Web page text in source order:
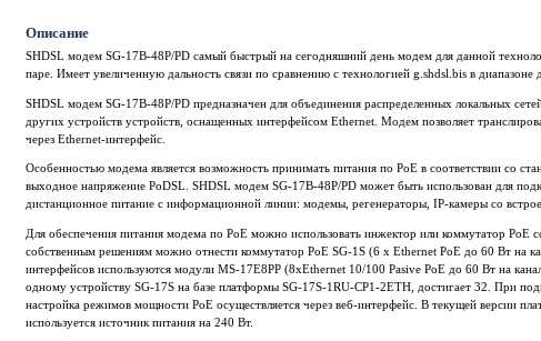
Описание
SHDSL модем SG-17B-48P/PD cамый быстрый на сегодняшний день модем для данной
паре. Имеет увеличенную дальность связи по сравнению с технологией g.shdsl.bis в диапазоне
SHDSL модем SG-17B-48P/PD предназначен для объединения распределенных локальных
других устройств устройств, оснащенных интерфейсом Ethernet. Модем позволяет
через Ethernet-интерфейс.
Особенностью модема является возможность принимать питания по PoE в соответствии со
выходное напряжение PoDSL. SHDSL модем SG-17B-48P/PD может быть использован для
дистанционное питание с информационной линии: модемы, регенераторы, IP-камеры со
Для обеспечения питания модема по PoE можно использовать инжектор или коммутатор PoE
собственным решениям можно отнести коммутатор PoE SG-1S (6 x Ethernet PoE до 60 Вт на
интерфейсов используются модули MS-17E8PP (8xEthernet 10/100 Pasive PoE до 60 Вт на
одному устройству SG-17S на базе платформы SG-17S-1RU-CP1-2ETH, достигает 32. При
настройка режимов мощности PoE осуществляется через веб-интерфейс. В текущей версии
используется источник питания на 240 Вт.